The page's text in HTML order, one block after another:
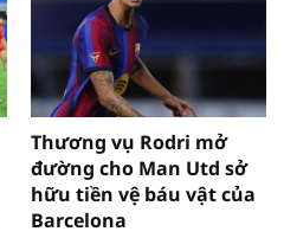
Thương vụ Rodri mở
đường cho Man Utd sở
hữu tiền vệ báu vật của
Barcelona